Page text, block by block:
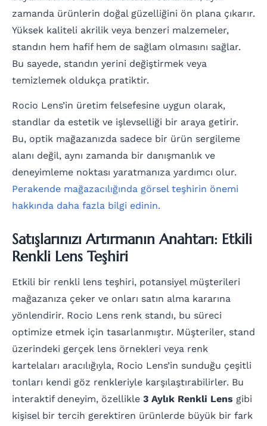
zamanda ürünlerin doğal güzelliğini ön plana çıkarır.
Yüksek kaliteli akrilik veya benzeri malzemeler,
standın hem hafif hem de sağlam olmasını sağlar.
Bu sayede, standın yerini değiştirmek veya
temizlemek oldukça pratiktir.
Rocio Lens’in üretim felsefesine uygun olarak,
standlar da estetik ve işlevselliği bir araya getirir.
Bu, optik mağazanızda sadece bir ürün sergileme
alanı değil, aynı zamanda bir danışmanlık ve
deneyimleme noktası yaratmanıza yardımcı olur.
Perakende mağazacılığında görsel teşhirin önemi
hakkında daha fazla bilgi edinin.
Satışlarınızı Artırmanın Anahtarı: Etkili
Renkli Lens Teşhiri
Etkili bir renkli lens teşhiri, potansiyel müşterileri
mağazanıza çeker ve onları satın alma kararına
yönlendirir. Rocio Lens renk standı, bu süreci
optimize etmek için tasarlanmıştır. Müşteriler, stand
üzerindeki gerçek lens örnekleri veya renk
kartelaları aracılığıyla, Rocio Lens’in sunduğu çeşitli
tonları kendi göz renkleriyle karşılaştırabilirler. Bu
interaktif deneyim, özellikle 3 Aylık Renkli Lens gibi
kişisel bir tercih gerektiren ürünlerde büyük bir fark